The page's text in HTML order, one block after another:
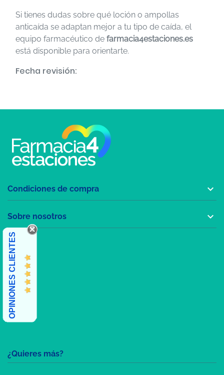
Si tienes dudas sobre qué loción o ampollas
anticaída se adaptan mejor a tu tipo de caída, el
equipo farmacéutico de farmacia4estaciones.es
está disponible para orientarte.
Fecha revisión:
¿Quieres más?
Condiciones de compra 
Sobre nosotros 
OPINIONES CLIENTES